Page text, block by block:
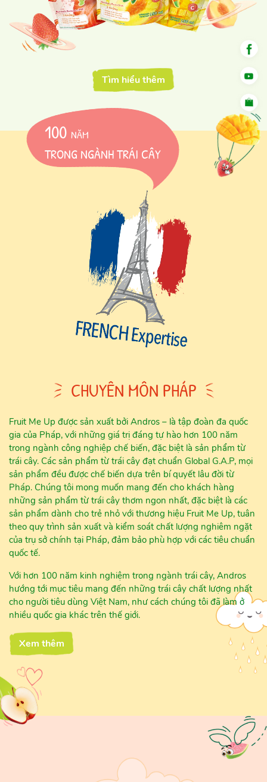
Tìm hiểu thêm
100 NĂM
TRONG NGÀNH TRÁI CÂY
CHUYÊN MÔN PHÁP
Fruit Me Up được sản xuất bởi Andros – là tập đoàn đa quốc
gia của Pháp, với những giá trị đáng tự hào hơn 100 năm
trong ngành công nghiệp chế biến, đặc biệt là sản phẩm từ
trái cây. Các sản phẩm từ trái cây đạt chuẩn Global G.A.P, mọi
sản phẩm đều được chế biến dựa trên bí quyết lâu đời từ
Pháp. Chúng tôi mong muốn mang đến cho khách hàng
những sản phẩm từ trái cây thơm ngon nhất, đặc biệt là các
sản phẩm dành cho trẻ nhỏ với thương hiệu Fruit Me Up, tuân
theo quy trình sản xuất và kiểm soát chất lượng nghiêm ngặt
của trụ sở chính tại Pháp, đảm bảo phù hợp với các tiêu chuẩn
quốc tế.
Với hơn 100 năm kinh nghiệm trong ngành trái cây, Andros
hướng tới mục tiêu mang đến những trái cây chất lượng nhất
cho người tiêu dùng Việt Nam, như cách chúng tôi đã làm ở
nhiều quốc gia khác trên thế giới.
Xem thêm